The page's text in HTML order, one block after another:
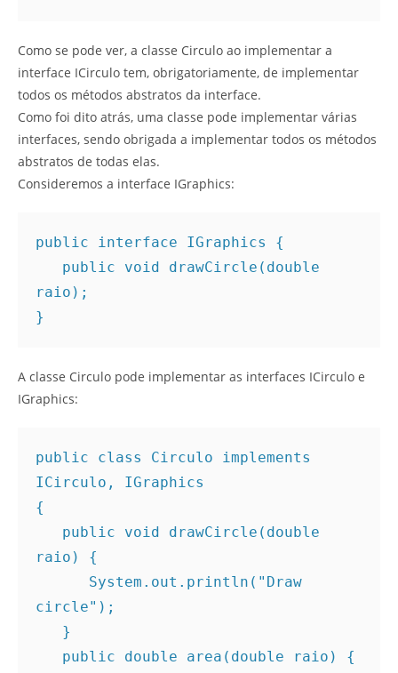
Como se pode ver, a classe Circulo ao implementar a
interface ICirculo tem, obrigatoriamente, de implementar
todos os métodos abstratos da interface.
Como foi dito atrás, uma classe pode implementar várias
interfaces, sendo obrigada a implementar todos os métodos
abstratos de todas elas.
Consideremos a interface IGraphics:
public interface IGraphics {
raio);
}
A classe Circulo pode implementar as interfaces ICirculo e
IGraphics:
public class Circulo implements
ICirculo, IGraphics
{
raio) {
circle");